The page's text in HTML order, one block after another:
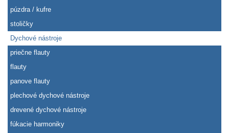
púzdra / kufre
stoličky
Dychové nástroje
priečne flauty
flauty
panove flauty
plechové dychové nástroje
drevené dychové nástroje
fúkacie harmoniky